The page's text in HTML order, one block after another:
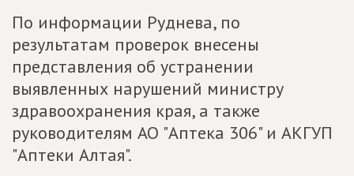
По информации Руднева, по
результатам проверок внесены
представления об устранении
выявленных нарушений министру
здравоохранения края, а также
руководителям АО "Аптека 306" и АКГУП
"Аптеки Алтая".